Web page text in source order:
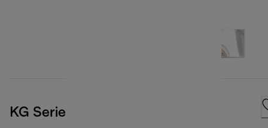
KG Series, Black